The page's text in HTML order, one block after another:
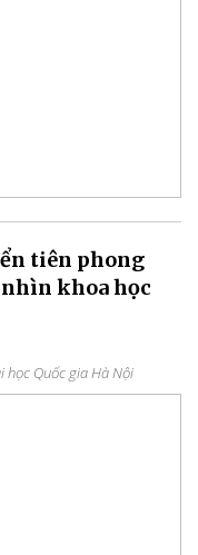
tiên phong
khoa học
học Quốc gia Hà Nội